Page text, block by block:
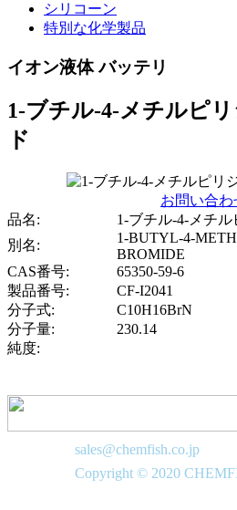
シリコーン
特別な化学製品
イオン液体 バッテリ
1-ブチル-4-メチルピ
ド
お問い合わ
品名:
1-ブチル-4-メチ
別名:
1-BUTYL-4-
BROMIDE
CAS番号:
65350-59-6
製品番号:
CF-I2041
分子式:
C10H16BrN
分子量:
230.14
純度:
sales@chemfish.co.jp
Copyright © 2020